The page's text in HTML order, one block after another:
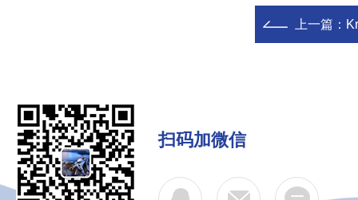
上一篇：
扫码加微信